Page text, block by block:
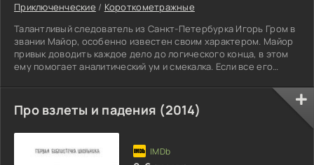
Приключенческие / Короткометражные
Талантливый следователь из Санкт-Петербурка Игорь Гром в
звании Майор, особенно известен своим характером. Майор
привык доводить каждое дело до логического конца, в этом
ему помогает аналитический ум и смекалка. Если все его
полицейского. Майор Гром не боится бандитов, его не
интересуют статусы и масти людей, его невозможно
подкупить. Если за дело взялся пресловутый следователь,
Про взлеты и падения (2014)